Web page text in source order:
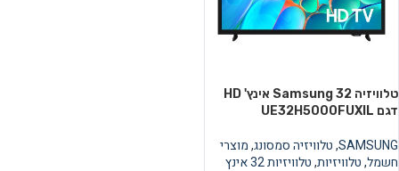
טלוויזיה Samsung 32 אינץ' HD
דגם UE32H5000FUXIL
SAMSUNG
,טלוויזיה סמסונג,מוצרי
חשמל,טלוויזיות,טלוויזיות 32 אינץ